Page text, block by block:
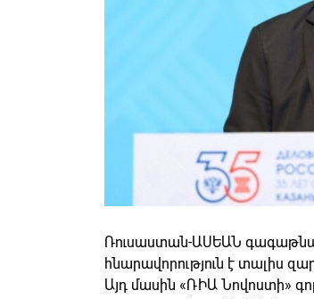
Ռուսաստան-ԱՍԵԱՆ
հնարավորություն է տալիս
Այդ մասին «ՌԻԱ Նովոստի»